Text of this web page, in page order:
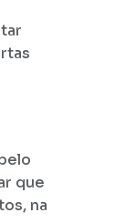
que
na